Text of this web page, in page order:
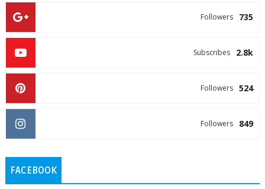
735
Followers
2.8k
Subscribes
524
Followers
849
Followers
FACEBOOK